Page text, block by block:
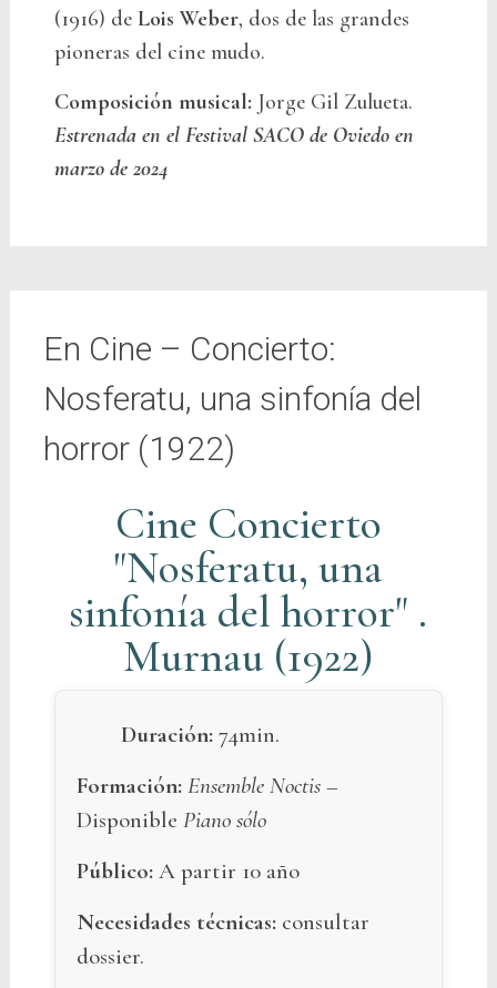
(1916) de Lois Weber, dos de las grandes
pioneras del cine mudo.
Composición musical: Jorge Gil Zulueta.
Estrenada en el Festival SACO de Oviedo en
marzo de 2024
En Cine – Concierto:
Nosferatu, una sinfonía del
horror (1922)
Cine Concierto
"Nosferatu, una
sinfonía del horror" .
Murnau (1922)
Duración:74min.
Formación: Ensemble Noctis –
Disponible Piano sólo
Público:A partir 10 año
Necesidades técnicas:consultar
dossier.